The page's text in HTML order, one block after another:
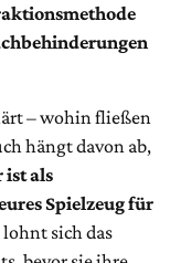
– wohin fließen
hängt davon ab,
ist als
Spielzeug für
sich das